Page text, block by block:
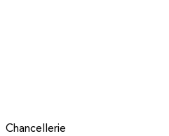
Chancellerie